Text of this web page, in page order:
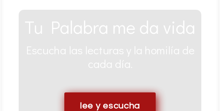
Tu Palabra me da vida
Escucha las lecturas y la homilía de
cada día.
lee y escucha
tu disposición